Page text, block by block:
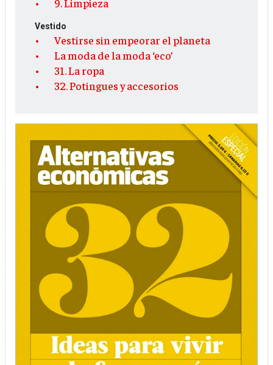
9. Limpieza
Vestido
Vestirse sin empeorar el planeta
La moda de la moda ‘eco’
31. La ropa
32. Potingues y accesorios